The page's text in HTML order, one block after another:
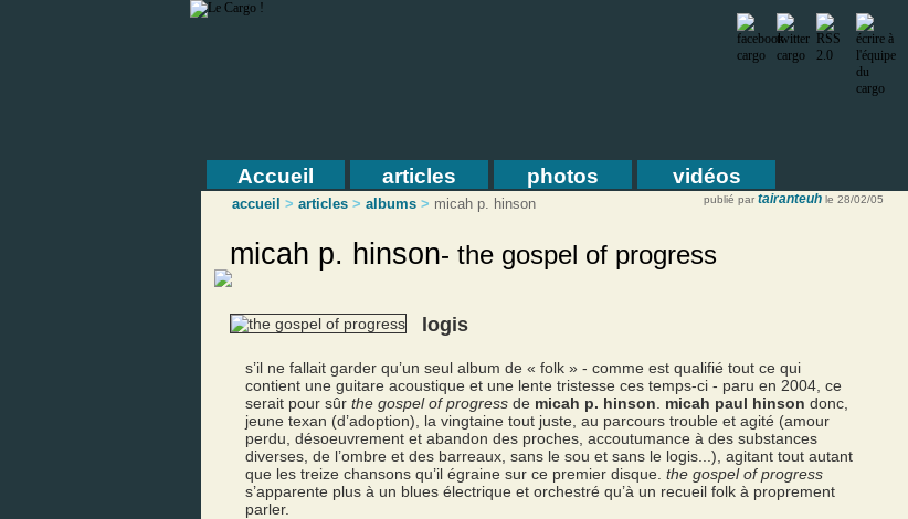
Accueil articles photos vidéos
accueil > articles > albums > micah p. hinson publié par tairanteuh le 28/02/05
micah p. hinson- the gospel of progress
logis
s’il ne fallait garder qu’un seul album de « folk » - comme est qualifié tout ce qui
contient une guitare acoustique et une lente tristesse ces temps-ci - paru en 2004, ce
serait pour sûr the gospel of progress de micah p. hinson micah paul hinson donc,
jeune texan (d’adoption), la vingtaine tout juste, au parcours trouble et agité (amour
perdu, désoeuvrement et abandon des proches, accoutumance à des substances
diverses, de l’ombre et des barreaux, sans le sou et sans le logis...), agitant tout autant
que les treize chansons qu’il égraine sur ce premier disque. the gospel of progress
s’apparente plus à un blues électrique et orchestré qu’à un recueil folk à proprement
parler.